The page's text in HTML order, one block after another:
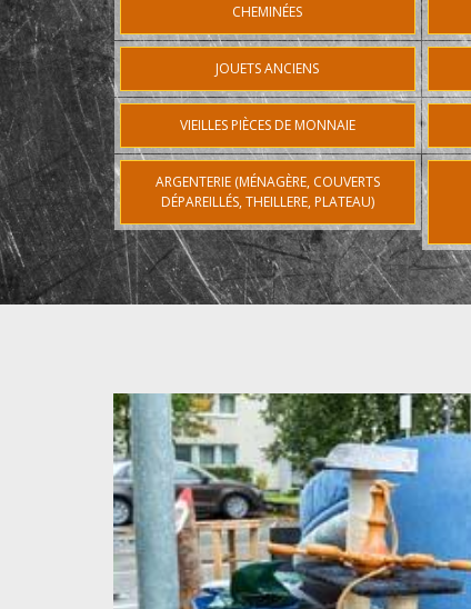
CHEMINÉES
JOUETS ANCIENS
VIEILLES PIÈCES DE MONNAIE
ARGENTERIE (MÉNAGÈRE, COUVERTS
DÉPAREILLÉS, THEILLERE, PLATEAU)